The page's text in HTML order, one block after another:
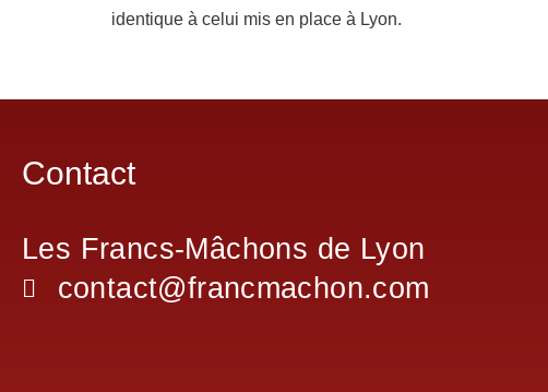
identique à celui mis en place à Lyon.
Contact
Les Francs-Mâchons de Lyon
contact@francmachon.com